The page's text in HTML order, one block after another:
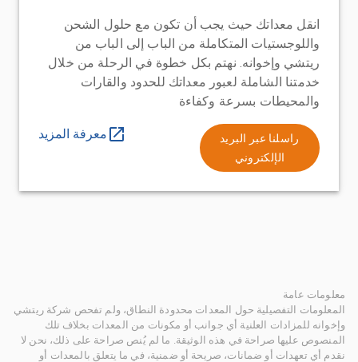
انقل معداتك حيث يجب أن تكون مع حلول الشحن
واللوجستيات المتكاملة من الباب إلى الباب من
ريتشي وإخوانه. نهتم بكل خطوة في الرحلة من خلال
خدمتنا الشاملة لعبور معداتك للحدود والقارات
والمحيطات بسرعة وكفاءة
راسلنا عبر البريد
الإلكتروني
معرفة المزيد
معلومات عامة
المعلومات التفصيلية حول المعدات محدودة النطاق، ولم تفحص شركة ريتشي
وإخوانه للمزادات العلنية أي جوانب أو مكونات من المعدات بخلاف تلك
المنصوص عليها صراحة في هذه الوثيقة. ما لم يُنص صراحة على ذلك، نحن لا
نقدم أي تعهدات أو ضمانات، صريحة أو ضمنية، في ما يتعلق بالمعدات أو